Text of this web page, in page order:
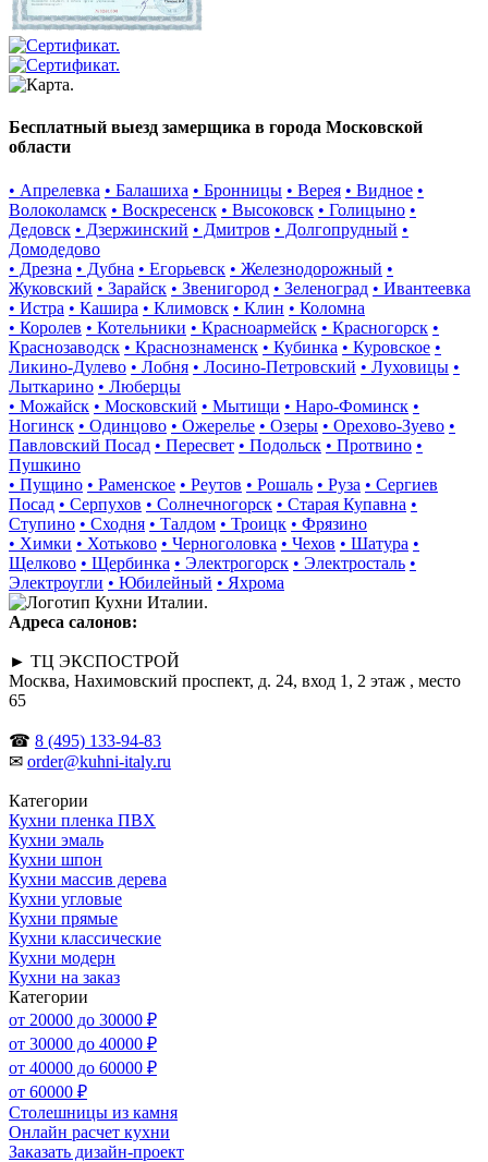
Бесплатный выезд замерщика в города Московской
области
• Апрелевка • Балашиха • Бронницы • Верея • Видное •
Волоколамск • Воскресенск • Высоковск • Голицыно •
Дедовск • Дзержинский • Дмитров • Долгопрудный •
Домодедово
• Дрезна • Дубна • Егорьевск • Железнодорожный •
Жуковский • Зарайск • Звенигород • Зеленоград • Ивантеевка
• Истра • Кашира • Климовск • Клин • Коломна
• Королев • Котельники • Красноармейск • Красногорск •
Краснозаводск • Краснознаменск • Кубинка • Куровское •
Ликино-Дулево • Лобня • Лосино-Петровский • Луховицы •
Лыткарино • Люберцы
• Можайск • Московский • Мытищи • Наро-Фоминск •
Ногинск • Одинцово • Ожерелье • Озеры • Орехово-Зуево •
Павловский Посад • Пересвет • Подольск • Протвино •
Пушкино
• Пущино • Раменское • Реутов • Рошаль • Руза • Сергиев
Посад • Серпухов • Солнечногорск • Старая Купавна •
Ступино • Сходня • Талдом • Троицк • Фрязино
• Химки • Хотьково • Черноголовка • Чехов • Шатура •
Щелково • Щербинка • Электрогорск • Электросталь •
Электроугли • Юбилейный • Яхрома
Адреса салонов:
► ТЦ ЭКСПОСТРОЙ
Москва, Нахимовский проспект, д. 24, вход 1, 2 этаж , место
65
☎ 8 (495) 133-94-83
✉ order@kuhni-italy.ru
Категории
Кухни пленка ПВХ
Кухни эмаль
Кухни шпон
Кухни массив дерева
Кухни угловые
Кухни прямые
Кухни классические
Кухни модерн
Кухни на заказ
Категории
от 20000 до 30000 ₽
от 30000 до 40000 ₽
от 40000 до 60000 ₽
от 60000 ₽
Столешницы из камня
Онлайн расчет кухни
Заказать дизайн-проект